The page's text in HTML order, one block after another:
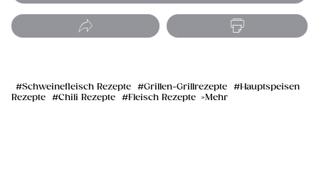
Schweinefleisch Rezepte Grillen-Grillrezepte
Hauptspeisen
Rezepte
Chili Rezepte Fleisch Rezepte Mehr